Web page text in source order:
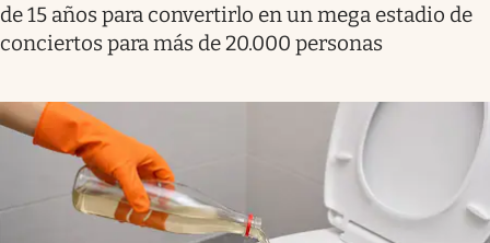
de 15 años para convertirlo en un mega estadio de
conciertos para más de 20.000 personas